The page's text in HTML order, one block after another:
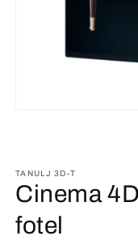
párbeszédpanelen
TANULJ 3D-T
Cinema
fotel